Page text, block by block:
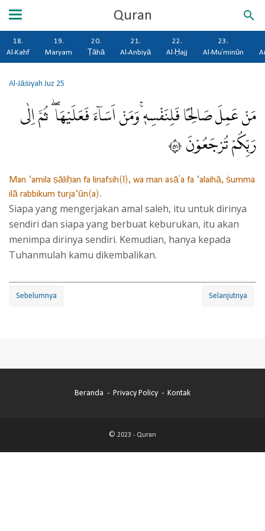
Quran
18.
Al-Kahf
19.
Maryam
20.
Ṭāhā
21.
Al-Anbiyā
22.
Al-Ḥajj
23.
Al-Mu'minūn
Al-JāṡiyahJuz 25
مَنْ عَمِلَ صَالِحًا فَلِنَفْسِهٖۚ وَمَنْ اَسَاۤءَ فَعَلَيْهَا ۖ ثُمَّ اِلٰى
رَبِّكُمْ تُرْجَعُوْنَ ١٥
Man ‘amila ṣāliḥan fa linafsih(ī), wa man asā'a fa ‘alaihā, ṡumma
ilā rabbikum turja‘ūn(a).
Siapa yang mengerjakan amal saleh, itu untuk dirinya
sendiri dan siapa yang berbuat keburukan, itu akan
menimpa dirinya sendiri. Kemudian, hanya kepada
Tuhanmulah kamu dikembalikan.
Sebelumnya Selanjutnya
Beranda Privacy Policy Kontak
© 2023 - Quran